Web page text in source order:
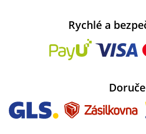
Rychlé a